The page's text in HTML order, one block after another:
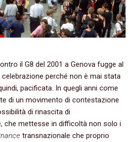
il G8 del 2001 a Genova fugge al
perché non è mai stata
pacificata. In quegli anni come
di un movimento di contestazione
di rinascita di
che mettesse in difficoltà non solo i
transnazionale che proprio